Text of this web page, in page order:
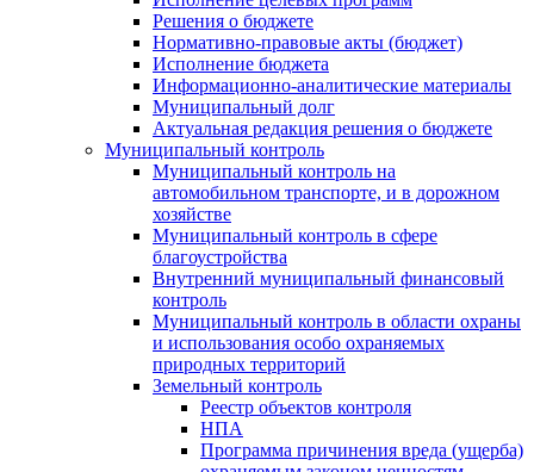
Решения о бюджете
Нормативно-правовые акты (бюджет)
Исполнение бюджета
Информационно-аналитические материалы
Муниципальный долг
Актуальная редакция решения о бюджете
Муниципальный контроль
Муниципальный контроль на
автомобильном транспорте, и в дорожном
хозяйстве
Муниципальный контроль в сфере
благоустройства
Внутренний муниципальный финансовый
контроль
Муниципальный контроль в области охраны
и использования особо охраняемых
природных территорий
Земельный контроль
Реестр объектов контроля
НПА
Программа причинения вреда (ущерба)